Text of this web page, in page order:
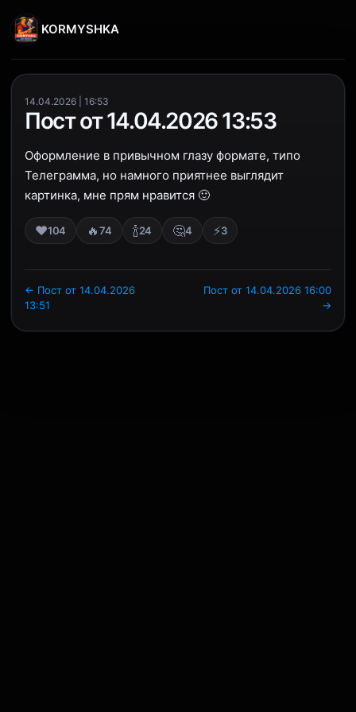
KORMYSHKA
14.04.2026 | 16:53
Пост от 14.04.2026 13:53
Оформление в привычном глазу формате, типо
Телеграмма, но намного приятнее выглядит
картинка, мне прям нравится 🙂
❤️104 🔥74 🍾24 🤔4 ⚡3
← Пост от 14.04.2026
13:51
Пост от 14.04.2026 16:00
→